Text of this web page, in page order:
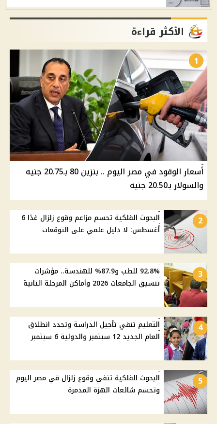
الأكثر قراءة
1
أسعار الوقود في مصر اليوم .. بنزين 80 بـ20.75 جنيه
والسولار بـ20.50 جنيه
2
البحوث الفلكية تحسم مزاعم وقوع زلزال غدًا 6
أغسطس: لا دليل علمي على التوقعات
3
92.8% للطب و87.9% للهندسة.. مؤشرات
تنسيق الجامعات 2026 وأماكن المرحلة الثانية
4
التعليم تنفي تأجيل الدراسة وتحدد انطلاق
العام الجديد 12 سبتمبر والدولية 6 سبتمبر
5
البحوث الفلكية تنفي وقوع زلزال في مصر اليوم
وتحسم شائعات الهزة المدمرة